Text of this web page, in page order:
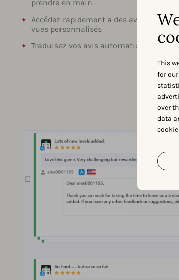
This
for
over
data
prendre en main.
Accédez rapidement a des avis
vues personnalisés
Traduisez vos avis automatiquement en